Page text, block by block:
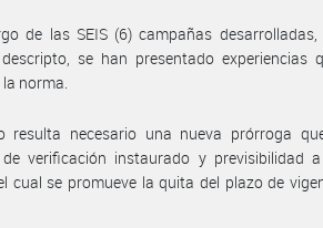
de las SEIS (6) campañas
se han presentado experiencias
norma.
resulta necesario una nueva prórroga
de verificación instaurado y previsibilidad
cual se promueve la quita del plazo de